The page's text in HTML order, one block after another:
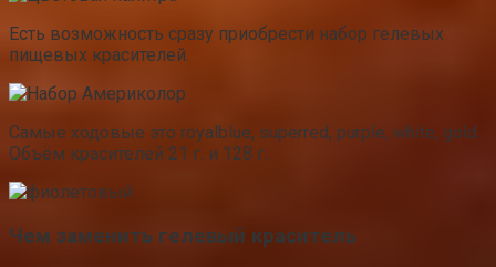
Есть возможность сразу приобрести набор гелевых
пищевых красителей.
Самые ходовые это royalblue, superred, purple, white, gold.
Объём красителей 21 г. и 128 г.
Чем заменить гелевый краситель